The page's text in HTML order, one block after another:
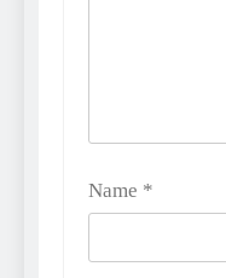
Name *